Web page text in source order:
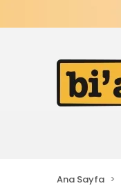
Ana Sayfa